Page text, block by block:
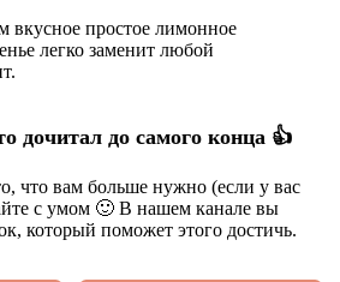
вкусное простое лимонное
легко заменит любой
дочитал до самого конца 👍
что вам больше нужно (если у вас
с умом 🙂 В нашем канале вы
который поможет этого достичь.